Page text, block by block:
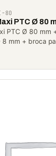
80
PTC Ø 80
PTC Ø 80 mm
mm + broca